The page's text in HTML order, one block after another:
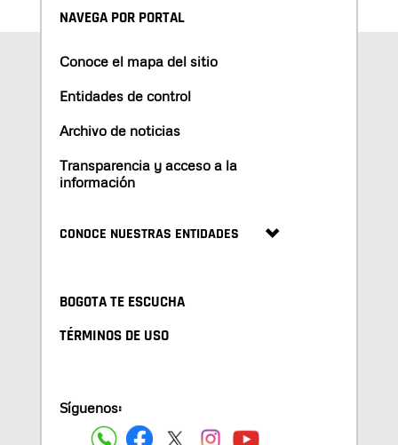
NAVEGA POR PORTAL
Conoce el mapa del sitio
Entidades de control
Archivo de noticias
Transparencia y acceso a la
información
CONOCE NUESTRAS ENTIDADES
BOGOTA TE ESCUCHA
TÉRMINOS DE USO
Síguenos: